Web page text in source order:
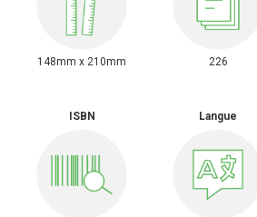
148mm x 210mm 226
ISBN Langue